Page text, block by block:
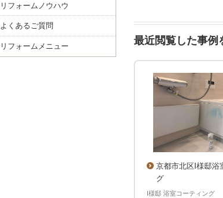
最近閲覧した事例
京都市北区I様邸浴
グ
I様邸 浴室コーティング
リフォームノウハウ
よくあるご質問
リフォームメニュー